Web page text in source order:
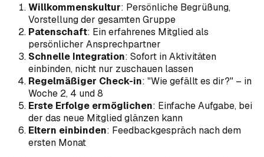
Willkommenskultur: Persönliche Begrüßung,
Vorstellung der gesamten Gruppe
Patenschaft: Ein erfahrenes Mitglied als
persönlicher Ansprechpartner
Schnelle Integration: Sofort in Aktivitäten
einbinden, nicht nur zuschauen lassen
Regelmäßiger Check-in: "Wie gefällt es dir?" – in
Woche 2, 4 und 8
Erste Erfolge ermöglichen: Einfache Aufgabe, bei
der das neue Mitglied glänzen kann
Eltern einbinden: Feedbackgespräch nach dem
ersten Monat